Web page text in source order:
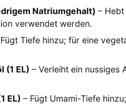
Natriumgehalt) –
verwendet werden.
Tiefe hinzu; für eine
(1 EL) – Verleiht ein nussiges
EL) – Fügt Umami-Tiefe